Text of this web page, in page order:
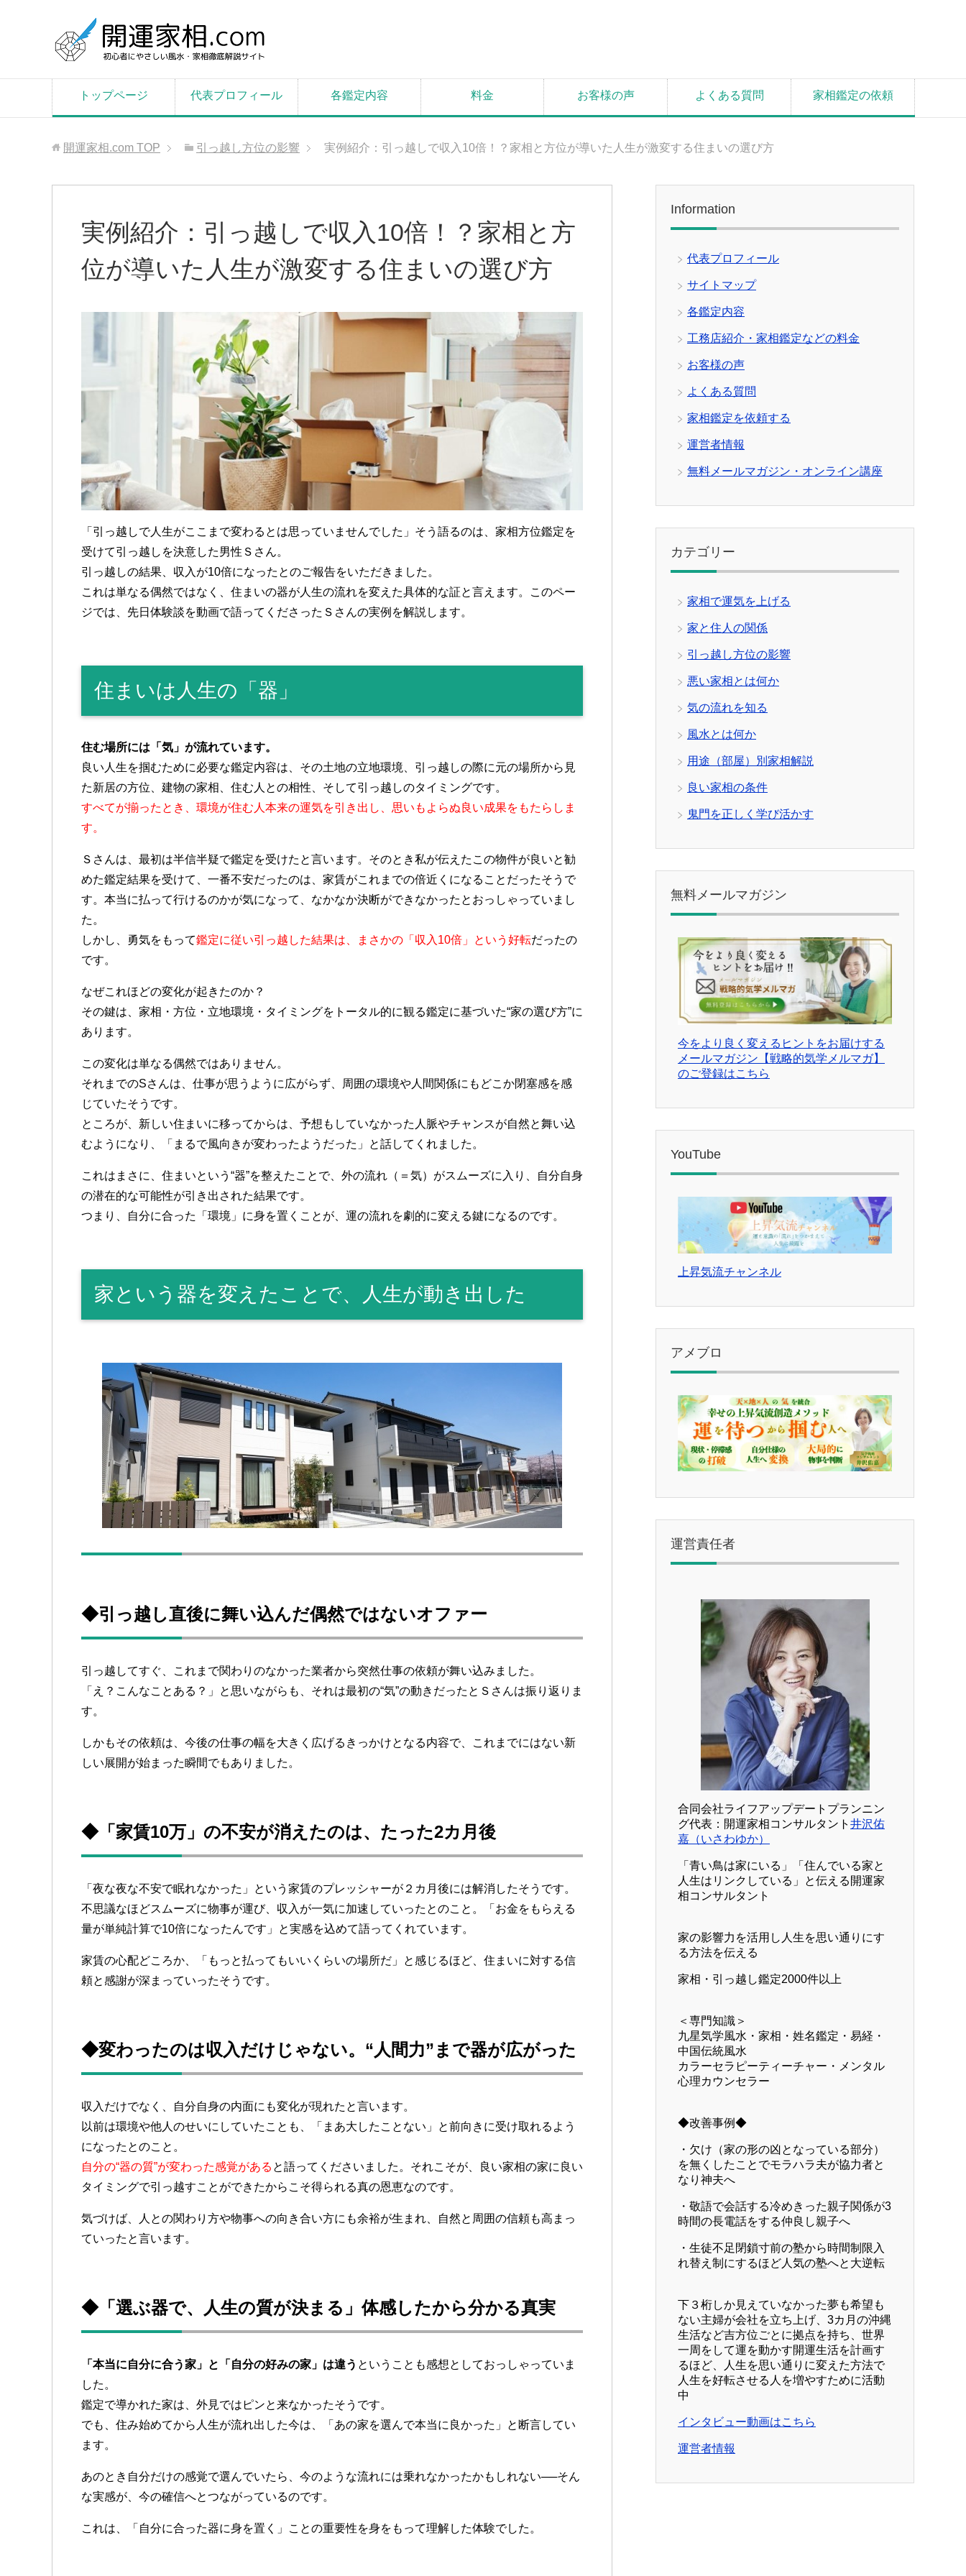
トップページ 代表プロフィール 各鑑定内容 料金 お客様の声 よくある質問 家相鑑定の依頼
開運家相.com TOP 引っ越し方位の影響 実例紹介：引っ越しで収入10倍！？家相と方位が導いた人生が激変する住まいの選び方
実例紹介：引っ越しで収入10倍！？家相と方
位が導いた人生が激変する住まいの選び方
「引っ越しで人生がここまで変わるとは思っていませんでした」そう語るのは、家相方位鑑定を
受けて引っ越しを決意した男性Ｓさん。
引っ越しの結果、収入が10倍になったとのご報告をいただきました。
これは単なる偶然ではなく、住まいの器が人生の流れを変えた具体的な証と言えます。このペー
ジでは、先日体験談を動画で語ってくださったＳさんの実例を解説します。
住まいは人生の「器」
住む場所には「気」が流れています。
良い人生を掴むために必要な鑑定内容は、その土地の立地環境、引っ越しの際に元の場所から見
た新居の方位、建物の家相、住む人との相性、そして引っ越しのタイミングです。
すべてが揃ったとき、環境が住む人本来の運気を引き出し、思いもよらぬ良い成果をもたらしま
す。
Ｓさんは、最初は半信半疑で鑑定を受けたと言います。そのとき私が伝えたこの物件が良いと勧
めた鑑定結果を受けて、一番不安だったのは、家賃がこれまでの倍近くになることだったそうで
す。本当に払って行けるのかが気になって、なかなか決断ができなかったとおっしゃっていまし
た。
しかし、勇気をもって鑑定に従い引っ越した結果は、まさかの「収入10倍」という好転だったの
です。
なぜこれほどの変化が起きたのか？
その鍵は、家相・方位・立地環境・タイミングをトータル的に観る鑑定に基づいた“家の選び方”に
あります。
この変化は単なる偶然ではありません。
それまでのSさんは、仕事が思うように広がらず、周囲の環境や人間関係にもどこか閉塞感を感
じていたそうです。
ところが、新しい住まいに移ってからは、予想もしていなかった人脈やチャンスが自然と舞い込
むようになり、「まるで風向きが変わったようだった」と話してくれました。
これはまさに、住まいという“器”を整えたことで、外の流れ（＝気）がスムーズに入り、自分自身
の潜在的な可能性が引き出された結果です。
つまり、自分に合った「環境」に身を置くことが、運の流れを劇的に変える鍵になるのです。
家という器を変えたことで、人生が動き出した
◆引っ越し直後に舞い込んだ偶然ではないオファー
引っ越してすぐ、これまで関わりのなかった業者から突然仕事の依頼が舞い込みました。
「え？こんなことある？」と思いながらも、それは最初の“気”の動きだったとＳさんは振り返りま
す。
しかもその依頼は、今後の仕事の幅を大きく広げるきっかけとなる内容で、これまでにはない新
しい展開が始まった瞬間でもありました。
◆「家賃10万」の不安が消えたのは、たった2カ月後
「夜な夜な不安で眠れなかった」という家賃のプレッシャーが２カ月後には解消したそうです。
不思議なほどスムーズに物事が運び、収入が一気に加速していったとのこと。「お金をもらえる
量が単純計算で10倍になったんです」と実感を込めて語ってくれています。
家賃の心配どころか、「もっと払ってもいいくらいの場所だ」と感じるほど、住まいに対する信
頼と感謝が深まっていったそうです。
◆変わったのは収入だけじゃない。“人間力”まで器が広がった
収入だけでなく、自分自身の内面にも変化が現れたと言います。
以前は環境や他人のせいにしていたことも、「まあ大したことない」と前向きに受け取れるよう
になったとのこと。
自分の“器の質”が変わった感覚がある と語ってくださいました。それこそが、良い家相の家に良い
タイミングで引っ越すことができたからこそ得られる真の恩恵なのです。
気づけば、人との関わり方や物事への向き合い方にも余裕が生まれ、自然と周囲の信頼も高まっ
ていったと言います。
◆「選ぶ器で、人生の質が決まる」体感したから分かる真実
「本当に自分に合う家」と「自分の好みの家」は違う ということも感想としておっしゃっていま
した。
鑑定で導かれた家は、外見ではピンと来なかったそうです。
でも、住み始めてから人生が流れ出した今は、「あの家を選んで本当に良かった」と断言してい
ます。
あのとき自分だけの感覚で選んでいたら、今のような流れには乗れなかったかもしれない──そん
な実感が、今の確信へとつながっているのです。
これは、「自分に合った器に身を置く」ことの重要性を身をもって理解した体験でした。
Information
代表プロフィール
サイトマップ
各鑑定内容
工務店紹介・家相鑑定などの料金
お客様の声
よくある質問
家相鑑定を依頼する
運営者情報
無料メールマガジン・オンライン講座
カテゴリー
家相で運気を上げる
家と住人の関係
引っ越し方位の影響
悪い家相とは何か
気の流れを知る
風水とは何か
用途（部屋）別家相解説
良い家相の条件
鬼門を正しく学び活かす
無料メールマガジン
今をより良く変えるヒントをお届けする
メールマガジン【戦略的気学メルマガ】
のご登録はこちら
YouTube
上昇気流チャンネル
アメブロ
運営責任者
合同会社ライフアップデートプランニン
グ代表：開運家相コンサルタント 井沢佑
嘉（いさわゆか）
「青い鳥は家にいる」「住んでいる家と
人生はリンクしている」と伝える開運家
相コンサルタント
家の影響力を活用し人生を思い通りにす
る方法を伝える
家相・引っ越し鑑定2000件以上
＜専門知識＞
九星気学風水・家相・姓名鑑定・易経・
中国伝統風水
カラーセラピーティーチャー・メンタル
心理カウンセラー
◆改善事例◆
・欠け（家の形の凶となっている部分）
を無くしたことでモラハラ夫が協力者と
なり神夫へ
・敬語で会話する冷めきった親子関係が3
時間の長電話をする仲良し親子へ
・生徒不足閉鎖寸前の塾から時間制限入
れ替え制にするほど人気の塾へと大逆転
下３桁しか見えていなかった夢も希望も
ない主婦が会社を立ち上げ、3カ月の沖縄
生活など吉方位ごとに拠点を持ち、世界
一周をして運を動かす開運生活を計画す
るほど、人生を思い通りに変えた方法で
人生を好転させる人を増やすために活動
中
インタビュー動画はこちら
運営者情報